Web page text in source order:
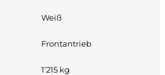
Weiß
Frontantrieb
1’215 kg